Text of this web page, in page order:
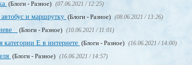
(Блоги - Разное) (07.06.2021 / 12:25)
и маршрутку (Блоги - Разное) (08.06.2021 / 13:26)
(Блоги - Разное) (10.06.2021 / 11:01)
категории Е в интернете (Блоги - Разное) (16.06.2021 / 14:00)
(Блоги - Разное) (16.06.2021 / 14:57)